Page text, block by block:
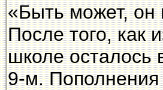
«Быть может, он
После того, как
школе осталось
9-м. Пополнения